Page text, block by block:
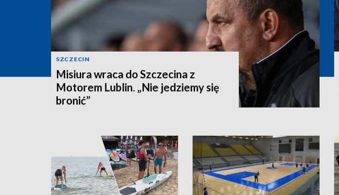
SZCZECIN
Misiura wraca do Szczecina z
Motorem Lublin. „Nie jedziemy się
bronić”